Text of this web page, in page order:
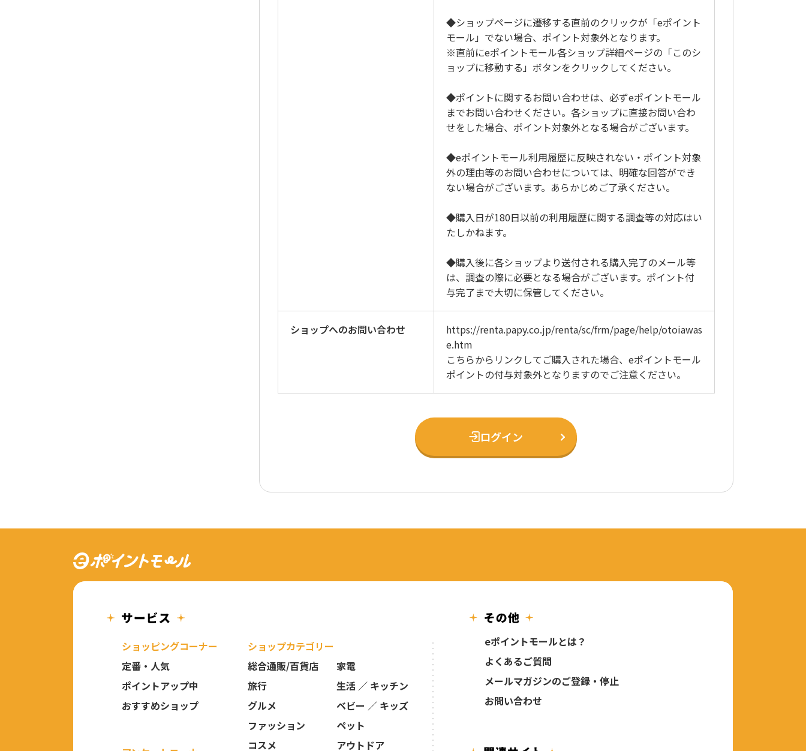
◆ショップページに遷移する直前のクリックが「eポイント
モール」でない場合、ポイント対象外となります。
※直前にeポイントモール各ショップ詳細ページの「このシ
ョップに移動する」ボタンをクリックしてください。
◆ポイントに関するお問い合わせは、必ずeポイントモール
までお問い合わせください。各ショップに直接お問い合わ
せをした場合、ポイント対象外となる場合がございます。
◆eポイントモール利用履歴に反映されない・ポイント対象
外の理由等のお問い合わせについては、明確な回答ができ
ない場合がございます。あらかじめご了承ください。
◆購入日が180日以前の利用履歴に関する調査等の対応はい
たしかねます。
◆購入後に各ショップより送付される購入完了のメール等
は、調査の際に必要となる場合がございます。ポイント付
与完了まで大切に保管してください。
ショップへのお問い合わせ
https://renta.papy.co.jp/renta/sc/frm/page/help/otoiawas
e.htm
こちらからリンクしてご購入された場合、eポイントモール
ポイントの付与対象外となりますのでご注意ください。
ログイン
ショッピングコーナー
定番・人気
ポイントアップ中
おすすめショップ
ショップカテゴリー
総合通販/百貨店
旅行
グルメ
ファッション
コスメ
家電
生活 ／ キッチン
ベビー ／ キッズ
ペット
アウトドア
eポイントモールとは？
よくあるご質問
メールマガジンのご登録・停止
お問い合わせ